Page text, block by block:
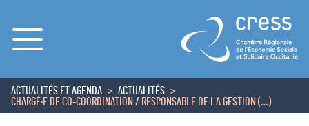
Menu
ACCUEIL
ACTUALITÉS ET AGENDA
ACTUALITÉS
CHARGÉ·E DE CO-COORDINATION / RESPONSABLE DE LA GESTION (…)